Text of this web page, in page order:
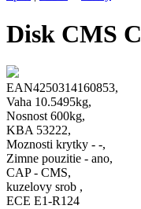
Disk CMS
EAN4250314160853,
Vaha 10.5495kg,
Nosnost 600kg,
KBA 53222,
Moznosti krytky - -,
Zimne pouzitie - ano,
CAP - CMS,
kuzelovy srob ,
ECE E1-R124